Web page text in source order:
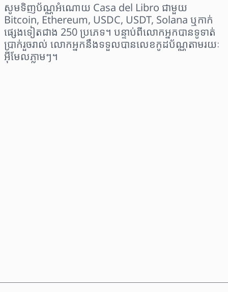
សូមទិញប័ណ្ណអំណោយ Casa del Libro ជាមួយ
Bitcoin, Ethereum, USDC, USDT, Solana ឬកាក់
ផ្សេងទៀតជាង 250 ប្រភេទ។ បន្ទាប់ពីលោកអ្នកបានទូទាត់
ប្រាក់រួចរាល់ លោកអ្នកនឹងទទួលបានលេខកូដប័ណ្ណតាមរយៈ
អ៊ីមែលភ្លាមៗ។